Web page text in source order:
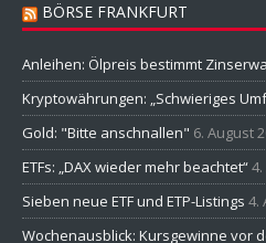
BÖRSE FRANKFURT
Anleihen: Ölpreis bestimmt
Kryptowährungen: „Schwieriges
Gold: "Bitte anschnallen" 6. August
ETFs: „DAX wieder mehr beachtet“
Sieben neue ETF und ETP-Listings 4.
Wochenausblick: Kursgewinne vor